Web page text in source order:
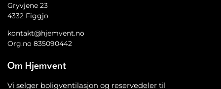
Gryvjene 23
4332 Figgjo
kontakt@hjemvent.no
Org.no 835090442
Om Hjemvent
Vi selger boligventilasjon og reservedeler til